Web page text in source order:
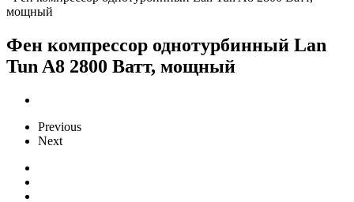
мощный
Фен компрессор однотурбинный Lan
Tun A8 2800 Ватт, мощный
Previous
Next